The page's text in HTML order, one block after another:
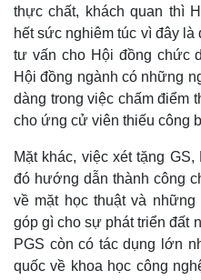
thực chất, khách quan thì
hết sức nghiêm túc vì đây
tư vấn cho Hội đồng chức
Hội đồng ngành có những
dàng trong việc chấm điểm
cho ứng cử viên thiếu công
Mặt khác, việc xét tặng
đó hướng dẫn thành công
về mặt học thuật và
góp gì cho sự phát triển đất
PGS còn có tác dụng lớn
quốc về khoa học công